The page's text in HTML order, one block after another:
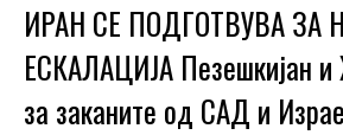
ИРАН СЕ ПОДГОТВУВА ЗА
ЕСКАЛАЦИЈА Пезешкијан и
за заканите од САД и